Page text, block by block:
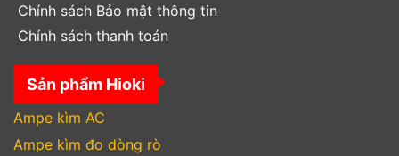
Chính sách Bảo mật thông tin
Chính sách thanh toán
Sản phẩm Hioki
Ampe kìm AC
Ampe kìm đo dòng rò